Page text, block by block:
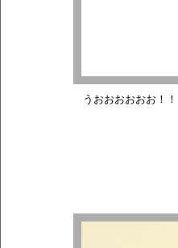
うおおおおおお！